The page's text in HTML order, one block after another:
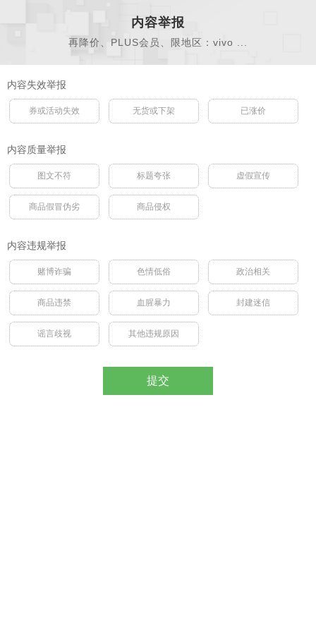
内容举报
再降价、PLUS会员、限地区：vivo ...
内容失效举报
券或活动失效 无货或下架 已涨价
内容质量举报
图文不符 标题夸张 虚假宣传
商品假冒伪劣 商品侵权
内容违规举报
赌博诈骗 色情低俗 政治相关
商品违禁 血腥暴力 封建迷信
谣言歧视 其他违规原因
提交